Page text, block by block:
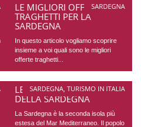
SARDEGNA
LE MIGLIORI OFFERTE SUI
TRAGHETTI PER LA
SARDEGNA
In questo articolo vogliamo scoprire
insieme a voi quali sono le migliori
offerte traghetti...
SARDEGNA ,TURISMO IN ITALIA
LE SPIAGGE PIÙ BELLE
DELLA SARDEGNA
La Sardegna è la seconda isola più
estesa del Mar Mediterraneo. Il popolo